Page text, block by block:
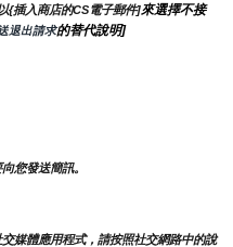
{插入商店的CS電子郵件]來選擇不接
退出請求的替代說明]
您發送簡訊。
媒體應用程式，請按照社交網路中的說